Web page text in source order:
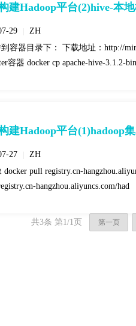
建Hadoop平台(2)hive-本
29
ZH
容器目录下： 下载地址：http://
容器 docker cp apache-hive-3.1.2-
建Hadoop平台(1)hadoop
27
ZH
pull registry.cn-
hangzhou.aliyuncs.com/had
共3条 第1/1 页 第一页